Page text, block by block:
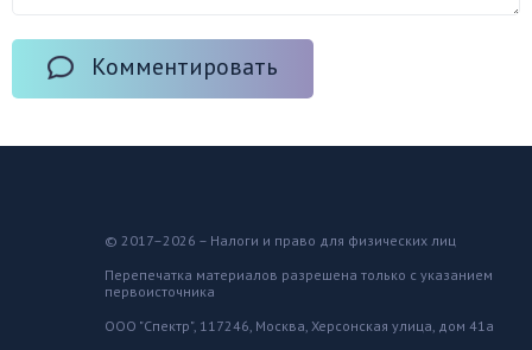
Комментировать
© 2017–2026 – Налоги и право для физических лиц
Перепечатка материалов разрешена только с указанием
первоисточника
ООО "Спектр", 117246, Москва, Херсонская улица, дом 41а